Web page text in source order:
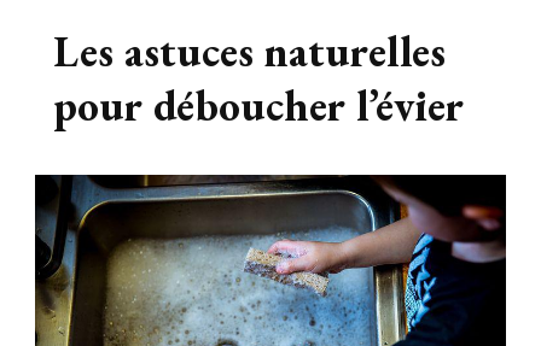
Les astuces naturelles
pour déboucher l’évier